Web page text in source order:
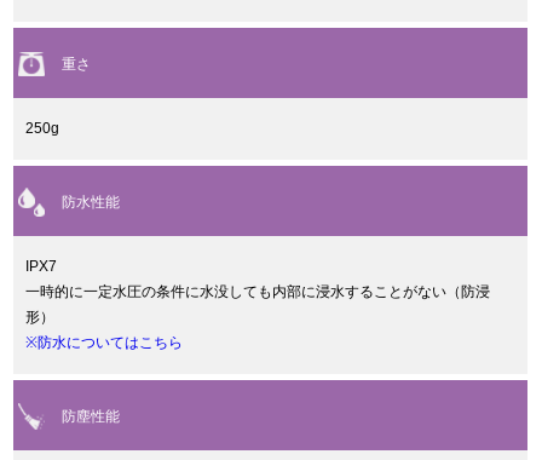
重さ
250g
防水性能
IPX7
一時的に一定水圧の条件に水没しても内部に浸水することがない（防浸
形）
※防水についてはこちら
防塵性能